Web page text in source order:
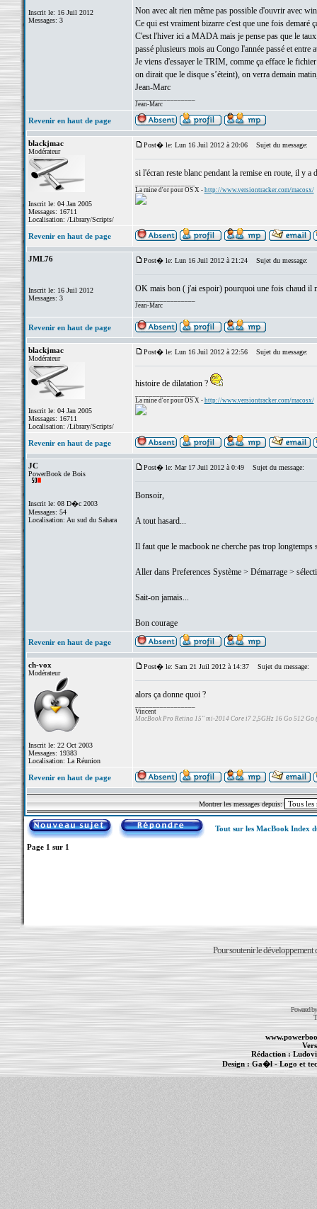
Inscrit le: 16 Juil 2012
Messages: 3
Non avec alt rien même pas possible d'ouvrir avec
Ce qui est vraiment bizarre c'est que une fois demaré
C'est l'hiver ici a MADA mais je pense pas que le
passé plusieurs mois au Congo l'année passé et entre
Je viens d'essayer le TRIM, comme ça efface le
on dirait que le disque s’éteint), on verra demain
Jean-Marc
Jean-Marc
Revenir en haut de page
blackjmac
Modérateur
Inscrit le: 04 Jan 2005
Messages: 16711
Localisation: /Library/Scripts/
Post� le: Lun 16 Juil 2012 à 20:06 Sujet du message:
si l'écran reste blanc pendant la remise en route, il y a
La mine d'or pour OS X - http://www.versiontracker.com/macosx/
Revenir en haut de page
JML76
Inscrit le: 16 Juil 2012
Messages: 3
Post� le: Lun 16 Juil 2012 à 21:24 Sujet du message:
OK mais bon ( j'ai espoir) pourquoi une fois chaud il
Jean-Marc
Revenir en haut de page
blackjmac
Modérateur
Inscrit le: 04 Jan 2005
Messages: 16711
Localisation: /Library/Scripts/
Post� le: Lun 16 Juil 2012 à 22:56 Sujet du message:
histoire de dilatation ?
La mine d'or pour OS X - http://www.versiontracker.com/macosx/
Revenir en haut de page
JC
PowerBook de Bois
Inscrit le: 08 D�c 2003
Messages: 54
Localisation: Au sud du Sahara
Post� le: Mar 17 Juil 2012 à 0:49 Sujet du message:
Bonsoir,
A tout hasard...
Il faut que le macbook ne cherche pas trop longtemps
Aller dans Preferences Système > Démarrage >
Sait-on jamais...
Bon courage
Revenir en haut de page
ch-vox
Modérateur
Inscrit le: 22 Oct 2003
Messages: 19383
Localisation: La Réunion
Post� le: Sam 21 Juil 2012 à 14:37 Sujet du message:
alors ça donne quoi ?
Vincent
MacBook Pro Retina 15" mi-2014 Core i7 2,5GHz 16 Go 512 Go
Revenir en haut de page
Montrer les messages depuis:
Tout sur les MacBook Index
Page 1 sur 1
Pour soutenir le développement
Powered
Rédaction :
Design :Ga�l- Logo et